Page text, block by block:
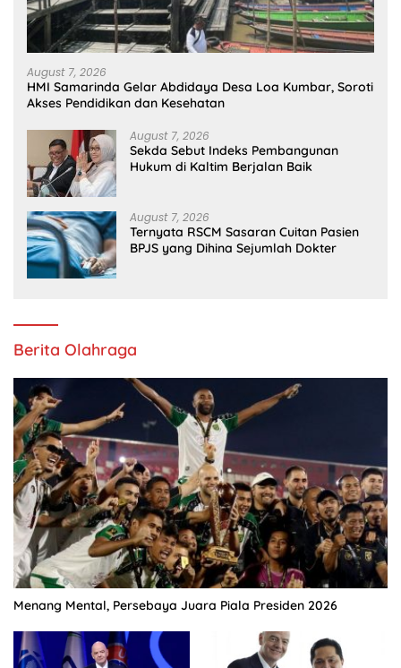
August 7, 2026
HMI Samarinda Gelar Abdidaya Desa Loa Kumbar, Soroti
Akses Pendidikan dan Kesehatan
August 7, 2026
Sekda Sebut Indeks Pembangunan
Hukum di Kaltim Berjalan Baik
August 7, 2026
Ternyata RSCM Sasaran Cuitan Pasien
BPJS yang Dihina Sejumlah Dokter
Berita Olahraga
Menang Mental, Persebaya Juara Piala Presiden 2026